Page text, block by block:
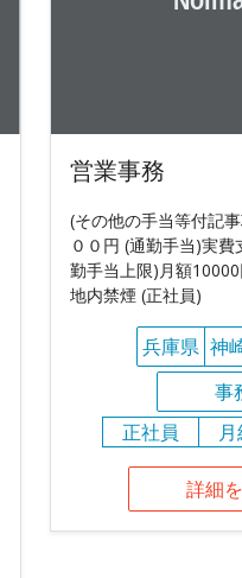
営業事務
(その他の手当等付記
００円 (通勤手当)実
勤手当上限)月額
地内禁煙 (正社員)
兵庫県 神
事
正社員
詳細